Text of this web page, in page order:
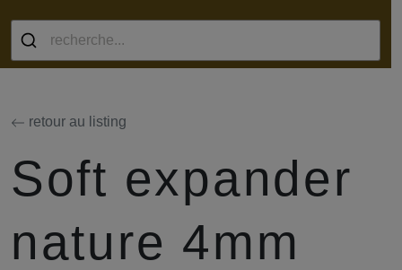
retour au listing
Soft expander
nature 4mm